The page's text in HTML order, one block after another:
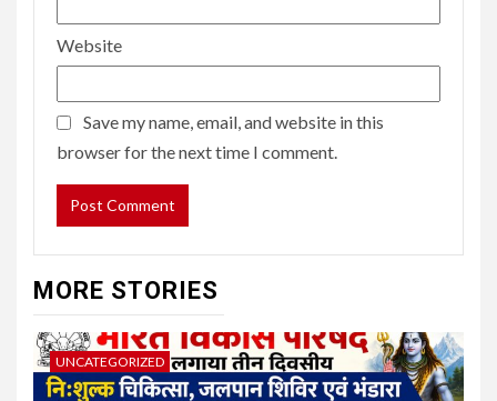
Website
Save my name, email, and website in this
browser for the next time I comment.
MORE STORIES
UNCATEGORIZED